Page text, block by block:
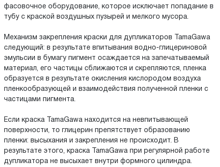
фасовочное оборудование, которое исключает попадание в
тубу с краской воздушных пузырей и мелкого мусора.
Механизм закрепления краски для дупликаторов TamaGawa
следующий: в результате впитывания водно-глицериновой
эмульсии в бумагу пигмент осаждается на запечатываемый
материал, его частицы сближаются и скрепляются, пленка
образуется в результате окисления кислородом воздуха
пленкообразующей и взаимодействия полученной пленки с
частицами пигмента.
Если краска TamaGawa находится на невпитывающей
поверхности, то глицерин препятствует образованию
пленки: высыхания и закрепления не происходит. В
результате этого, краска TamaGawa при регулярной работе
дупликатора не высыхает внутри формного цилиндра.